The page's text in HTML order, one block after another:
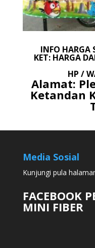
INFO HARGA
KET: HARGA
HP /
Alamat:
Ketandan
Media Sosial
Kunjungi pula
FACEBOOK
MINI FIBER